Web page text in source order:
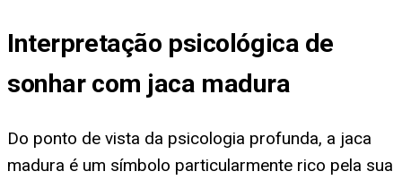
Interpretação psicológica de
sonhar com jaca madura
Do ponto de vista da psicologia profunda, a jaca
madura é um símbolo particularmente rico pela sua